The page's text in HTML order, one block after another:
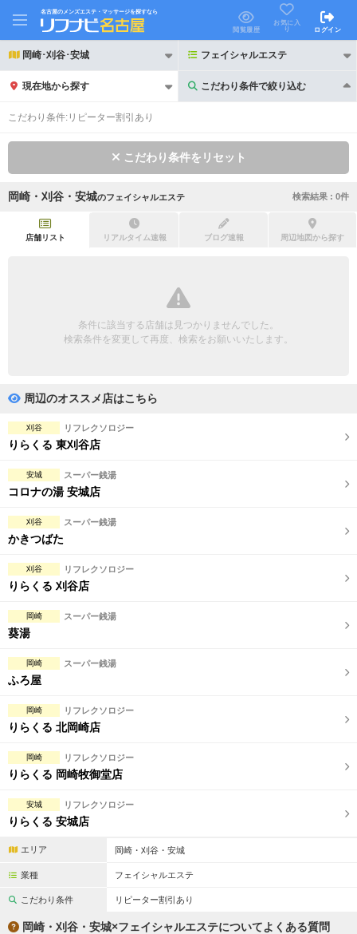
名古屋のメンズエステ・マッサージを探すなら
閲覧履歴
お気に入
り
ログイン
岡崎･刈谷･安城 フェイシャルエステ
現在地から探す こだわり条件で絞り込む
こだわり条件で絞り込む
初回割引あり リピーター割引あり
団体様歓迎
ペアルームあり
フットバスあり
日本人スタッフのみ
スタッフ指名可
こだわり条件: リピーター割引あり
こだわり条件をリセット
岡崎・刈谷・安城のフェイシャルエステ 検索結果 : 0件
店舗リスト リアルタイム速報 ブログ速報 周辺地図から探す
条件に該当する店舗は見つかりませんでした。
検索条件を変更して再度、検索をお願いいたします。
周辺のオススメ店はこちら
刈谷 リフレクソロジー
りらくる 東刈谷店
安城 スーパー銭湯
コロナの湯 安城店
刈谷 スーパー銭湯
かきつばた
刈谷 リフレクソロジー
りらくる 刈谷店
岡崎 スーパー銭湯
葵湯
岡崎 スーパー銭湯
ふろ屋
岡崎 リフレクソロジー
りらくる 北岡崎店
岡崎 リフレクソロジー
りらくる 岡崎牧御堂店
安城 リフレクソロジー
りらくる 安城店
エリア 岡崎・刈谷・安城
業種 フェイシャルエステ
こだわり条件 リピーター割引あり
岡崎・刈谷・安城×フェイシャルエステについてよくある質問